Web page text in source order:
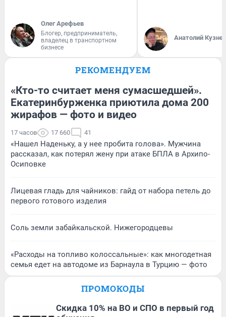
Олег Арефьев
Блогер, предприниматель,
владелец в транспортном
бизнесе
Анатолий
РЕКОМЕНДУЕМ
«Кто-то считает меня сумасшедшей».
Екатеринбурженка приютила дома 200
жирафов — фото и видео
17 часов 17 660 41
«Нашел Наденьку, а у нее пробита голова». Мужчина
рассказал, как потерял жену при атаке БПЛА в Архипо-
Осиповке
Лицевая гладь для чайников: гайд от набора петель до
первого готового изделия
Соль земли забайкальской. Нижегородцевы
«Расходы на топливо колоссальные»: как многодетная
семья едет на автодоме из Барнаула в Турцию — фото
ПРОМОКОДЫ
Скидка 10% на ВО и СПО в первый год